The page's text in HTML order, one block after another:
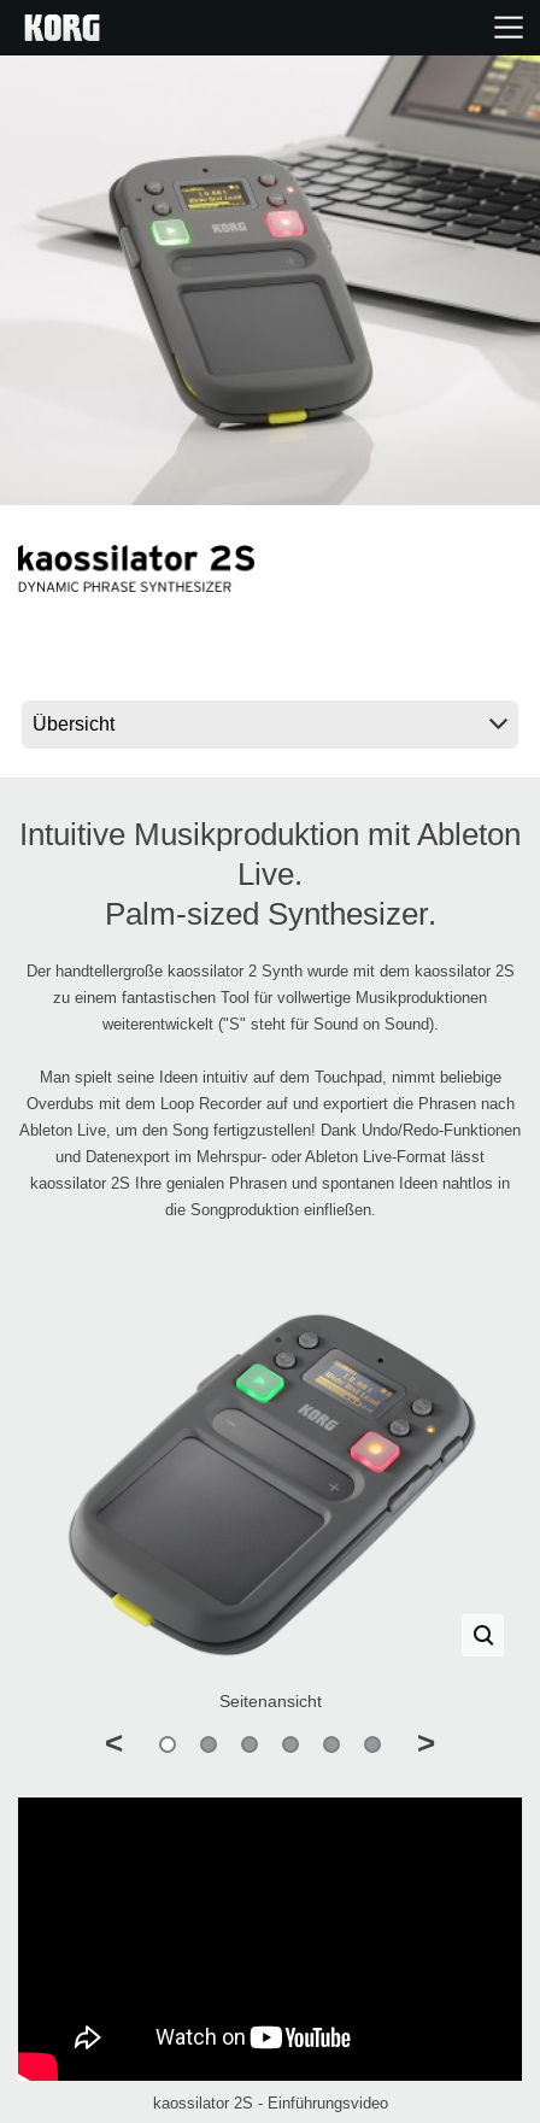
Produkte
Extras
Händlersuche
Social Media
Intuitive Musikproduktion mit Ableton
Live.
Palm-sized Synthesizer.
Der handtellergroße kaossilator 2 Synth wurde mit dem kaossilator 2S
zu einem fantastischen Tool für vollwertige Musikproduktionen
weiterentwickelt ("S" steht für Sound on Sound).
Man spielt seine Ideen intuitiv auf dem Touchpad, nimmt beliebige
Overdubs mit dem Loop Recorder auf und exportiert die Phrasen nach
Ableton Live, um den Song fertigzustellen! Dank Undo/Redo-Funktionen
und Datenexport im Mehrspur- oder Ableton Live-Format lässt
kaossilator 2S Ihre genialen Phrasen und spontanen Ideen nahtlos in
die Songproduktion einfließen.
Seitenansicht
< >
kaossilator 2S - Einführungsvideo